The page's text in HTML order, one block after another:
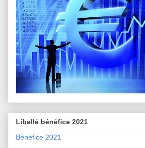
Libellé bénéfice 2021
Bénéfice 2021